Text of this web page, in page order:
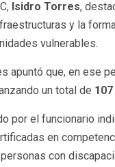
Isidro Torres,
y la
vulnerables.
apuntó que, en ese
un total de 107
por el funcionario
en
con